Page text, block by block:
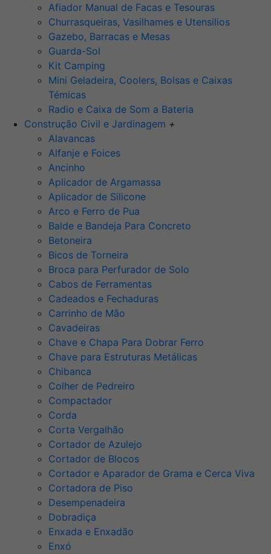
Afiador Manual de Facas e Tesouras
Churrasqueiras, Vasilhames e Utensilios
Gazebo, Barracas e Mesas
Guarda-Sol
Kit Camping
Mini Geladeira, Coolers, Bolsas e Caixas
Témicas
Radio e Caixa de Som a Bateria
Construção Civil e Jardinagem +
Alavancas
Alfanje e Foices
Ancinho
Aplicador de Argamassa
Aplicador de Silicone
Arco e Ferro de Pua
Balde e Bandeja Para Concreto
Betoneira
Bicos de Torneira
Broca para Perfurador de Solo
Cabos de Ferramentas
Cadeados e Fechaduras
Carrinho de Mão
Cavadeiras
Chave e Chapa Para Dobrar Ferro
Chave para Estruturas Metálicas
Chibanca
Colher de Pedreiro
Compactador
Corda
Corta Vergalhão
Cortador de Azulejo
Cortador de Blocos
Cortador e Aparador de Grama e Cerca Viva
Cortadora de Piso
Desempenadeira
Dobradiça
Enxada e Enxadão
Enxó